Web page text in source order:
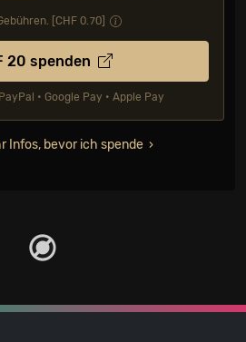
[CHF 0.70
20 spenden
• Google Pay • Apple Pay
Infos, bevor ich spende